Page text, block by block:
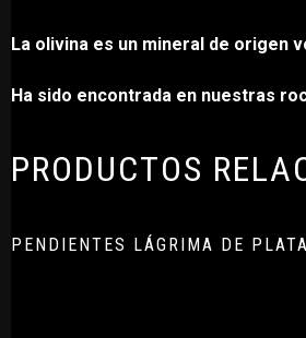
La olivina es un mineral de origen
Ha sido encontrada en nuestras
PRODUCTOS
PENDIENTES LÁGRIMA DE PLATA